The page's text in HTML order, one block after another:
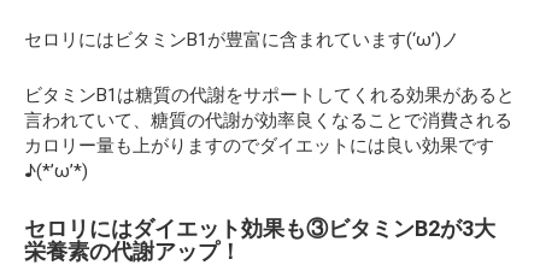
セロリにはビタミンB1が豊富に含まれています(‘ω’)ノ
ビタミンB1は糖質の代謝をサポートしてくれる効果があると
言われていて、糖質の代謝が効率良くなることで消費される
カロリー量も上がりますのでダイエットには良い効果です
♪(*’ω’*)
セロリにはダイエット効果も③ビタミンB2が3大
栄養素の代謝アップ！